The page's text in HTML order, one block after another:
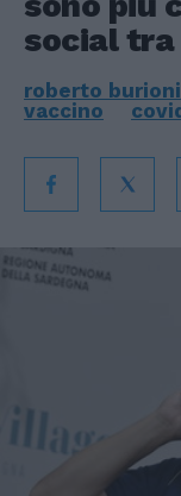
social tra
roberto burioni
vaccino
covid